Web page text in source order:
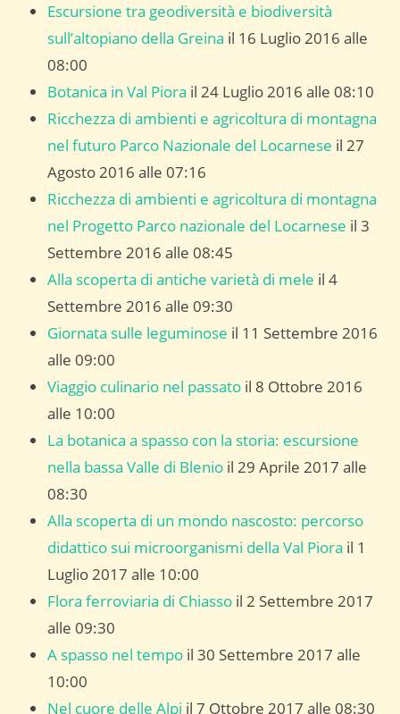
Escursione tra geodiversità e biodiversità
sull’altopiano della Greina il 16 Luglio 2016 alle
08:00
Botanica in Val Piora il 24 Luglio 2016 alle 08:10
Ricchezza di ambienti e agricoltura di montagna
nel futuro Parco Nazionale del Locarnese il 27
Agosto 2016 alle 07:16
Ricchezza di ambienti e agricoltura di montagna
nel Progetto Parco nazionale del Locarnese il 3
Settembre 2016 alle 08:45
Alla scoperta di antiche varietà di mele il 4
Settembre 2016 alle 09:30
Giornata sulle leguminose il 11 Settembre 2016
alle 09:00
Viaggio culinario nel passato il 8 Ottobre 2016
alle 10:00
La botanica a spasso con la storia: escursione
nella bassa Valle di Blenio il 29 Aprile 2017 alle
08:30
Alla scoperta di un mondo nascosto: percorso
didattico sui microorganismi della Val Piora il 1
Luglio 2017 alle 10:00
Flora ferroviaria di Chiasso il 2 Settembre 2017
alle 09:30
A spasso nel tempo il 30 Settembre 2017 alle
10:00
Nel cuore delle Alpi il 7 Ottobre 2017 alle 08:30